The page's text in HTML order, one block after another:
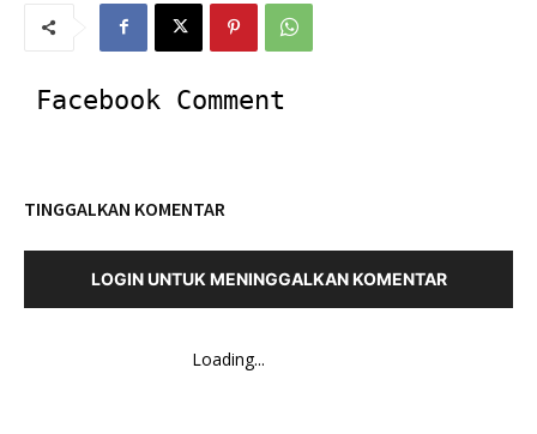
Facebook Comment
TINGGALKAN KOMENTAR
LOGIN UNTUK MENINGGALKAN KOMENTAR
Loading...